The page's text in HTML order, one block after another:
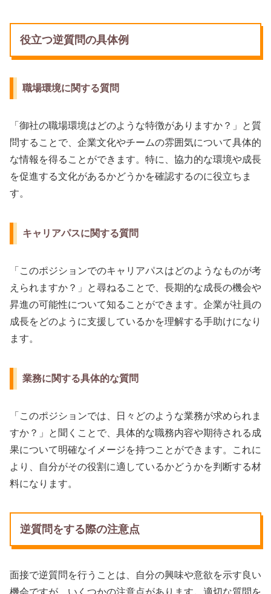
役立つ逆質問の具体例
職場環境に関する質問
「御社の職場環境はどのような特徴がありますか？」と質
問することで、企業文化やチームの雰囲気について具体的
な情報を得ることができます。特に、協力的な環境や成長
を促進する文化があるかどうかを確認するのに役立ちま
す。
キャリアパスに関する質問
「このポジションでのキャリアパスはどのようなものが考
えられますか？」と尋ねることで、長期的な成長の機会や
昇進の可能性について知ることができます。企業が社員の
成長をどのように支援しているかを理解する手助けになり
ます。
業務に関する具体的な質問
「このポジションでは、日々どのような業務が求められま
すか？」と聞くことで、具体的な職務内容や期待される成
果について明確なイメージを持つことができます。これに
より、自分がその役割に適しているかどうかを判断する材
料になります。
逆質問をする際の注意点
面接で逆質問を行うことは、自分の興味や意欲を示す良い